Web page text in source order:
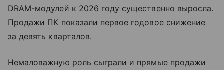
DRAM-модулей к 2026 году существенно выросла.
Продажи ПК показали первое годовое снижение
за девять кварталов.
Немаловажную роль сыграли и прямые продажи